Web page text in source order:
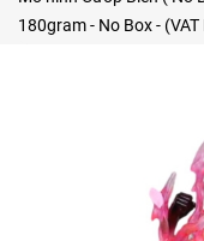
180gram - No Box -